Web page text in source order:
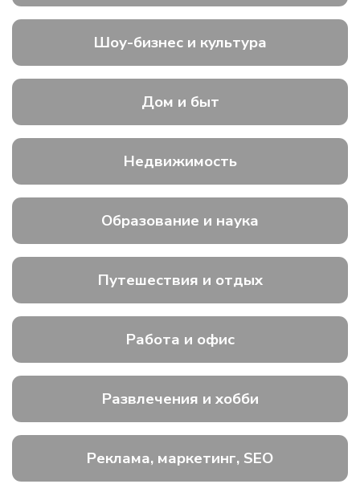
Шоу-бизнес и культура
Дом и быт
Недвижимость
Образование и наука
Путешествия и отдых
Работа и офис
Развлечения и хобби
Реклама, маркетинг, SEO